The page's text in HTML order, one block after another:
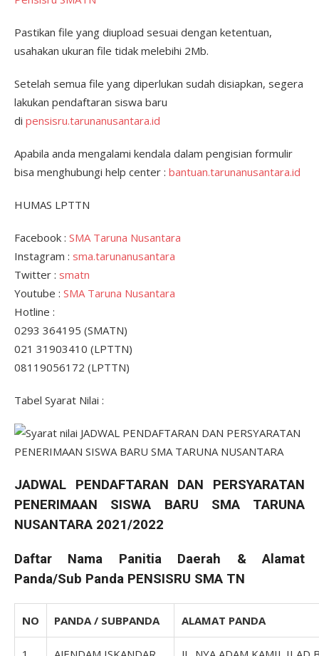
Pastikan file yang diupload sesuai dengan ketentuan,
usahakan ukuran file tidak melebihi 2Mb.
Setelah semua file yang diperlukan sudah disiapkan, segera
lakukan pendaftaran siswa baru
di pensisru.tarunanusantara.id
Apabila anda mengalami kendala dalam pengisian formulir
bisa menghubungi help center : bantuan.tarunanusantara.id
HUMAS LPTTN
Facebook : SMA Taruna Nusantara
Instagram : sma.tarunanusantara
Twitter : smatn
Youtube : SMA Taruna Nusantara
Hotline :
0293 364195 (SMATN)
021 31903410 (LPTTN)
08119056172 (LPTTN)
Tabel Syarat Nilai :
JADWAL PENDAFTARAN DAN PERSYARATAN
PENERIMAAN SISWA BARU SMA TARUNA
NUSANTARA 2021/2022
Daftar Nama Panitia Daerah & Alamat
Panda/Sub Panda PENSISRU SMA TN
NO PANDA / SUBPANDA ALAMAT PANDA